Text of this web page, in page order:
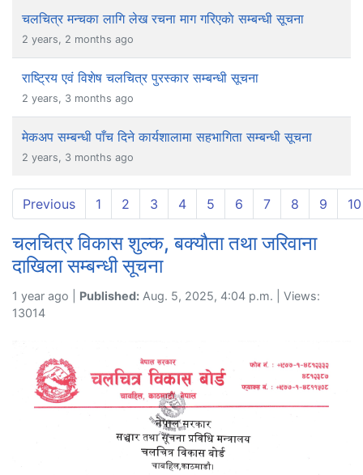
चलचित्र मन्चका लागि लेख रचना माग गरिएकाे सम्बन्धी सूचना
2 years, 2 months ago
राष्ट्रिय एवं विशेष चलचित्र पुरस्कार सम्बन्धी सूचना
2 years, 3 months ago
मेकअप सम्बन्धी पाँच दिने कार्यशालामा सहभागिता सम्बन्धी सूचना
2 years, 3 months ago
Previous 1 2 3 4 5 6 7 8 9 10
चलचित्र विकास शुल्क, बक्यौता तथा जरिवाना
दाखिला सम्बन्धी सूचना
1 year ago | Published: Aug. 5, 2025, 4:04 p.m. | Views:
13014